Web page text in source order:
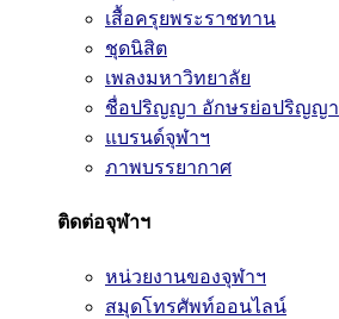
เสื้อครุยพระราชทาน
ชุดนิสิต
เพลงมหาวิทยาลัย
ชื่อปริญญา อักษรย่อปริญญา
แบรนด์จุฬาฯ
ภาพบรรยากาศ
ติดต่อจุฬาฯ
หน่วยงานของจุฬาฯ
สมุดโทรศัพท์ออนไลน์